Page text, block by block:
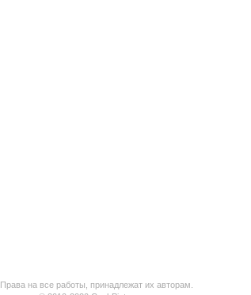
Права на все работы, принадлежат их авторам.